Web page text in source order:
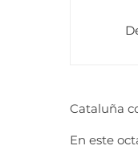
Cataluña
En este